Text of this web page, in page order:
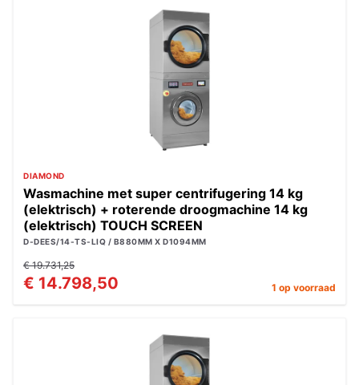
DIAMOND
Wasmachine met super centrifugering 14 kg
(elektrisch) + roterende droogmachine 14 kg
(elektrisch) TOUCH SCREEN
D-DEES/14-TS-LIQ / B880MM X D1094MM
€ 19.731,25
€ 14.798,50 1 op voorraad